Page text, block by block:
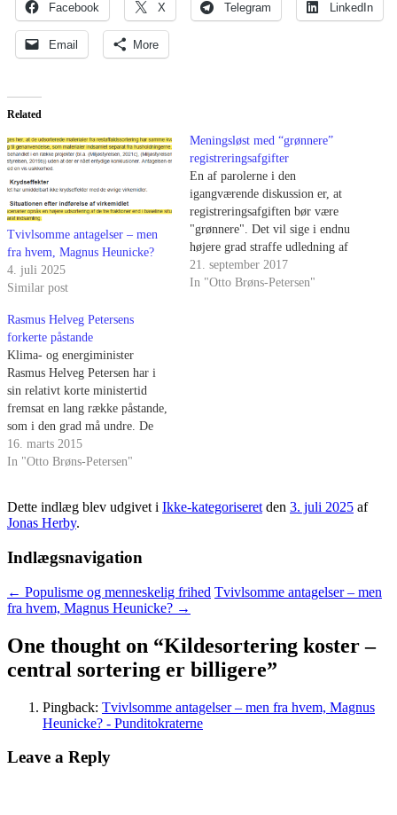
Facebook X Telegram LinkedIn
Email More
Related
Tvivlsomme antagelser – men
fra hvem, Magnus Heunicke?
4. juli 2025
Similar post
Meningsløst med “grønnere”
registreringsafgifter
En af parolerne i den
igangværende diskussion er, at
registreringsafgiften bør være
"grønnere". Det vil sige i endnu
højere grad straffe udledning af
drivhusgas. Problemet er bare,
at bilafgifterne
21. september 2017
In "Otto Brøns-Petersen"
Rasmus Helveg Petersens
forkerte påstande
Klima- og energiminister
Rasmus Helveg Petersen har i
sin relativt korte ministertid
fremsat en lang række påstande,
som i den grad må undre. De
handler bl.a. om mine CEPOS-
analyser af omkostningerne ved
der underkendes. Og vel at
mærke uden sagligt belæg.
Tværtimod…
16. marts 2015
In "Otto Brøns-Petersen"
Dette indlæg blev udgivet i Ikke-kategoriseretden 3. juli 2025 af
Jonas Herby.
Indlægsnavigation
← Populisme og menneskelig frihed Tvivlsomme antagelser – men
fra hvem, Magnus Heunicke? →
One thought on “Kildesortering koster –
central sortering er billigere”
Pingback: Tvivlsomme antagelser – men fra hvem, Magnus
Heunicke? - Punditokraterne
Leave a Reply